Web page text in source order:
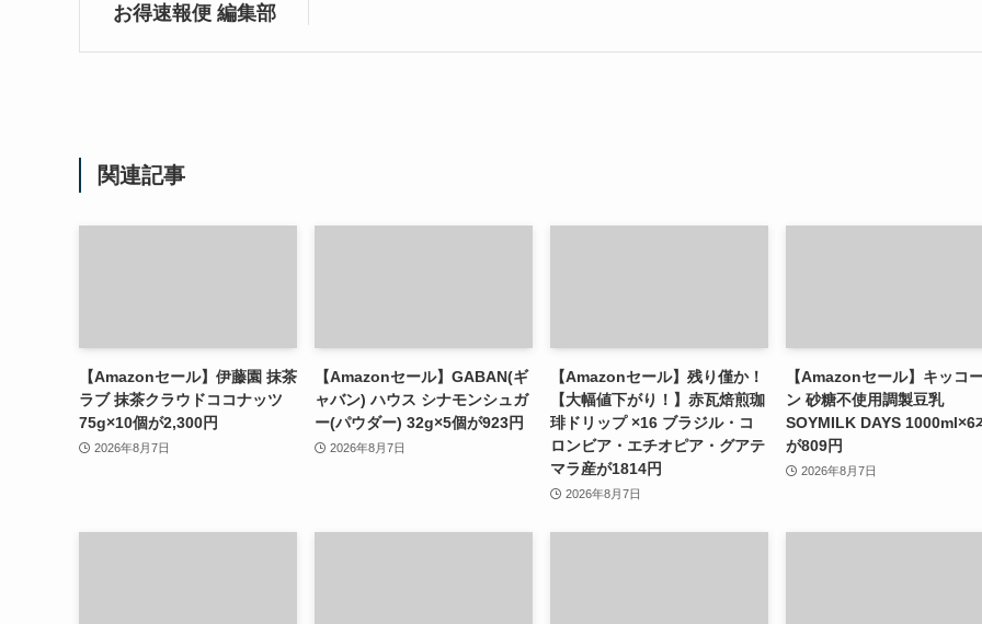
お得速報便 編集部
関連記事
【Amazonセール】伊藤園 抹茶
ラブ 抹茶クラウドココナッツ
75g×10個が2,300円
2026年8月7日
【Amazonセール】GABAN(ギ
ャバン) ハウス シナモンシュガ
ー(パウダー) 32g×5個が923円
2026年8月7日
【Amazonセール】残り僅か！
【大幅値下がり！】赤瓦焙煎珈
琲ドリップ ×16 ブラジル・コ
ロンビア・エチオピア・グアテ
マラ産が1814円
2026年8月7日
【Amazonセール】キッコ
ン 砂糖不使用調製豆乳
SOYMILK DAYS 1000ml×6
が809円
2026年8月7日